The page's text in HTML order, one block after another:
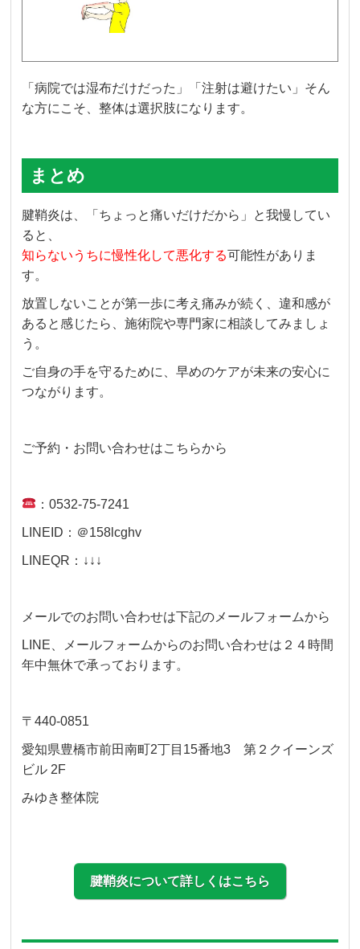
「病院では湿布だけだった」「注射は避けたい」そん
な方にこそ、整体は選択肢になります。
まとめ
腱鞘炎は、「ちょっと痛いだけだから」と我慢してい
ると、
知らないうちに慢性化して悪化する可能性がありま
す。
放置しないことが第一歩に考え痛みが続く、違和感が
あると感じたら、施術院や専門家に相談してみましょ
う。
ご自身の手を守るために、早めのケアが未来の安心に
つながります。
ご予約・お問い合わせはこちらから
：0532-75-7241
LINEID：＠158lcghv
LINEQR：↓↓↓
メールでのお問い合わせは下記のメールフォームから
LINE、メールフォームからのお問い合わせは２４時間
年中無休で承っております。
〒440-0851
愛知県豊橋市前田南町2丁目15番地3 第２クイーンズ
ビル 2F
みゆき整体院
腱鞘炎について詳しくはこちら